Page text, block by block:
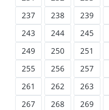
237
238 239
243
244 245
249
250 251
255
256 257
261
262 263
267
268 269